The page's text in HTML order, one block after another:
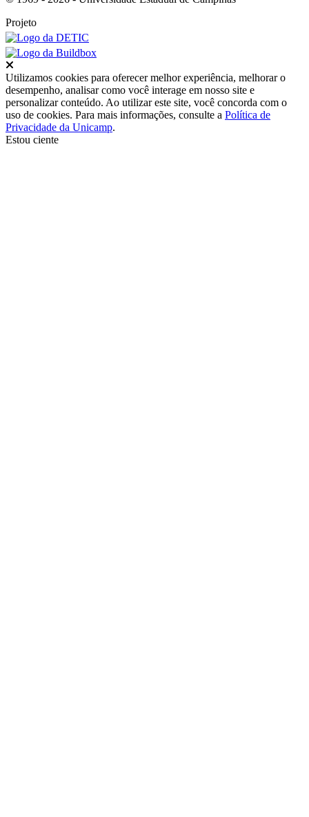
Projeto
Utilizamos cookies para oferecer melhor experiência, melhorar o
desempenho, analisar como você interage em nosso site e
personalizar conteúdo. Ao utilizar este site, você concorda com o
uso de cookies. Para mais informações, consulte a Política de
Privacidade da Unicamp.
Estou ciente